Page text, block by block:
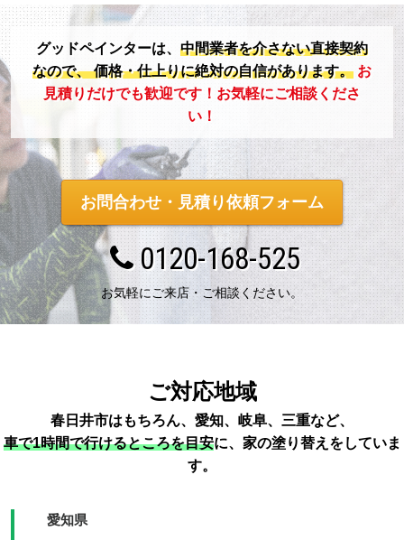
グッドペインターは、 中間業者を介さない直接契約
なので、価格・仕上りに絶対の自信があります。 お
見積りだけでも歓迎です！お気軽にご相談くださ
い！
お問合わせ・見積り依頼フォーム
0120-168-525
お気軽にご来店・ご相談ください。
ご対応地域
春日井市はもちろん、愛知、岐阜、三重など、
車で1時間で行けるところを目安に、家の塗り替えをしていま
す。
愛知県